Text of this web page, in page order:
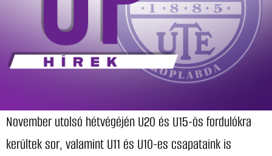
November utolsó hétvégéjén U20 és U15-ös fordulókra
kerültek sor, valamint U11 és U10-es csapataink is